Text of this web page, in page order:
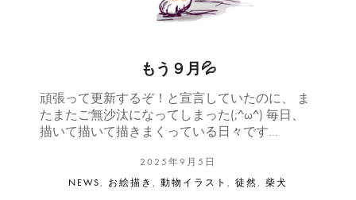
もう９月💦
頑張って更新するぞ！と宣言していたのに、 ま
たまたご無沙汰になってしまった(;^ω^) 毎日、
描いて描いて描きまくっている日々です…
2025年9月5日
NEWS , お絵描き , 動物イラスト , 徒然 , 柴犬